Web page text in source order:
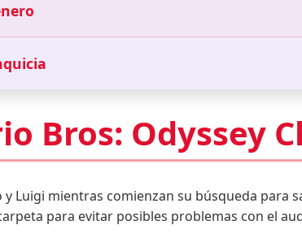
Bros: Odyssey
Luigi mientras comienzan su búsqueda para
para evitar posibles problemas con el